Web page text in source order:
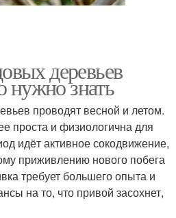
деревьев
нужно знать
проводят весной и летом.
проста и физиологична для
идёт активное сокодвижение,
приживлению нового побега
требует большего опыта и
на то, что привой засохнет,